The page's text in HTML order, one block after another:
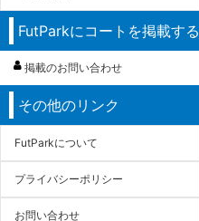
FutParkにコートを掲載する
掲載のお問い合わせ
その他のリンク
FutParkについて
プライバシーポリシー
お問い合わせ